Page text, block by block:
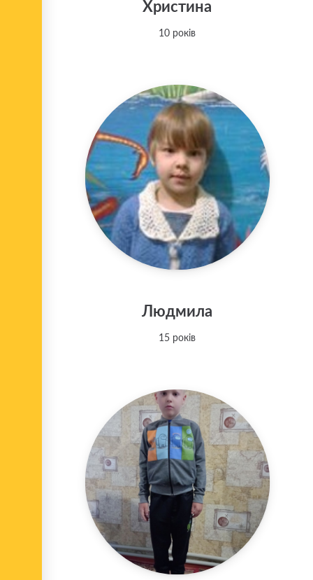
Христина
10 років
Людмила
15 років